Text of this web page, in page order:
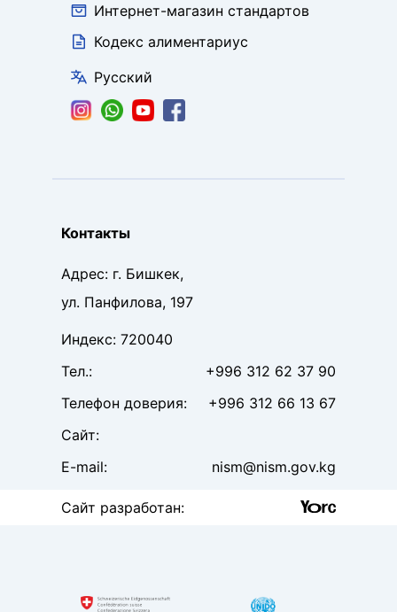
Интернет-магазин стандартов
Кодекс алиментариус
Русский
Контакты
Адрес: г. Бишкек,
ул. Панфилова, 197
Индекс: 720040
Тел.:
+996 312 62 37 90
Телефон доверия:
+996 312 66 13 67
Сайт:
E-mail:
nism@nism.gov.kg
Сайт разработан: